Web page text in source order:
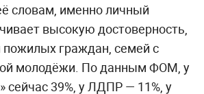
словам, именно личный
высокую достоверность,
пожилых граждан, семей с
молодёжи. По данным ФОМ, у
сейчас 39%, у ЛДПР — 11%, у